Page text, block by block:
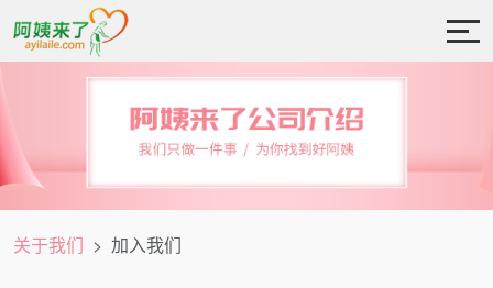
关于我们 加入我们